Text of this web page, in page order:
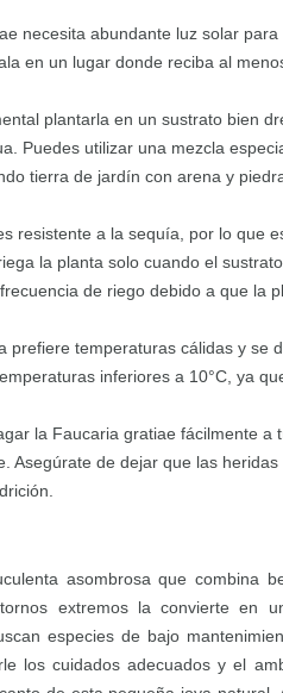
necesita abundante luz solar
en un lugar donde reciba al
plantarla en un sustrato bien
Puedes utilizar una mezcla
tierra de jardín con arena y
resistente a la sequía, por lo que
la planta solo cuando el
de riego debido a que la
prefiere temperaturas cálidas y se
inferiores a 10°C, ya
la Faucaria gratiae fácilmente a
Asegúrate de dejar que las
asombrosa que combina
extremos la convierte en
especies de bajo
los cuidados adecuados y el